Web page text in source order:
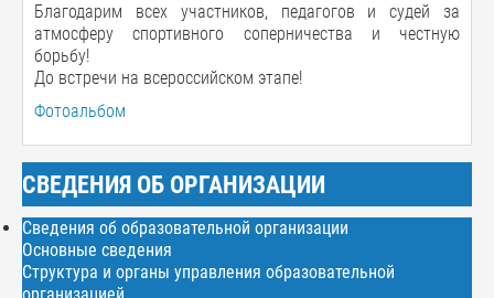
Благодарим всех участников, педагогов и судей за
атмосферу спортивного соперничества и честную
борьбу!
До встречи на всероссийском этапе!
Фотоальбом
СВЕДЕНИЯ ОБ ОРГАНИЗАЦИИ
Сведения об образовательной организации
Основные сведения
Структура и органы управления образовательной